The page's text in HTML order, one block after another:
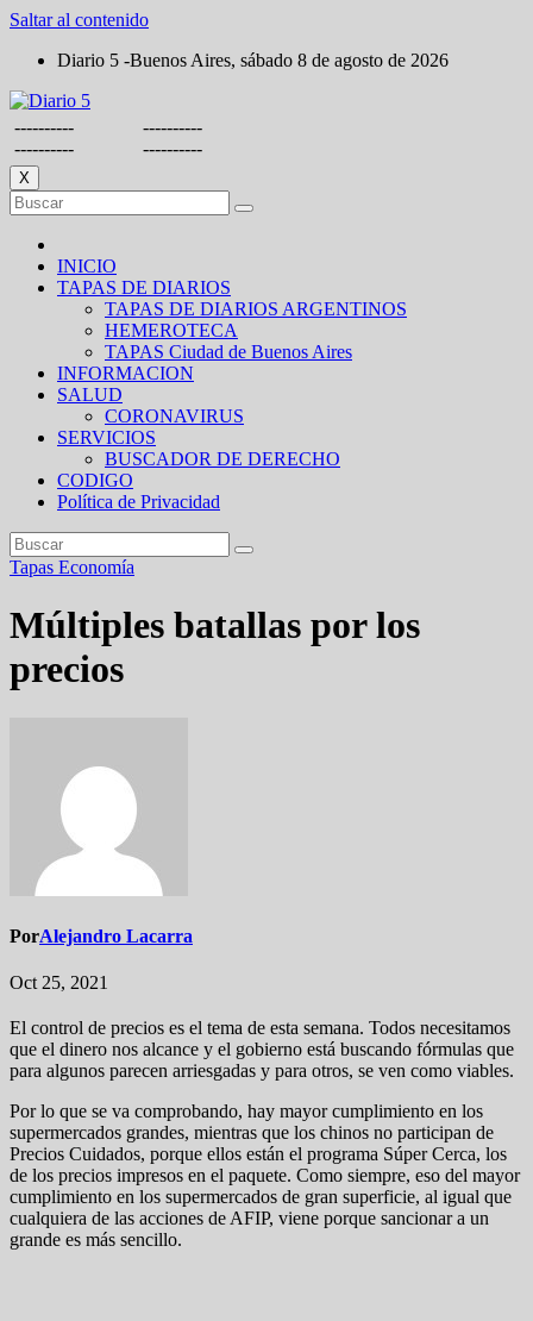
Saltar al contenido
Diario 5 -Buenos Aires, sábado 8 de agosto de 2026
----------
----------
----------
----------
X
INICIO
TAPAS DE DIARIOS
TAPAS DE DIARIOS ARGENTINOS
HEMEROTECA
TAPAS Ciudad de Buenos Aires
INFORMACION
SALUD
CORONAVIRUS
SERVICIOS
BUSCADOR DE DERECHO
CODIGO
Política de Privacidad
Tapas Economía
Múltiples batallas por los
precios
PorAlejandro Lacarra
Oct 25, 2021
El control de precios es el tema de esta semana. Todos necesitamos
que el dinero nos alcance y el gobierno está buscando fórmulas que
para algunos parecen arriesgadas y para otros, se ven como viables.
Por lo que se va comprobando, hay mayor cumplimiento en los
supermercados grandes, mientras que los chinos no participan de
Precios Cuidados, porque ellos están el programa Súper Cerca, los
de los precios impresos en el paquete. Como siempre, eso del mayor
cumplimiento en los supermercados de gran superficie, al igual que
cualquiera de las acciones de AFIP, viene porque sancionar a un
grande es más sencillo.